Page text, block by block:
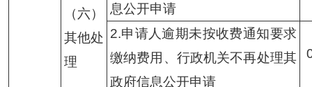
（六）
其他处
理
息公开申请
2.申请人逾期未按收费通知要求
缴纳费用、行政机关不再处理其
政府信息公开申请